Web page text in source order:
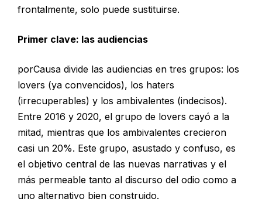
frontalmente, solo puede sustituirse.
Primer clave: las audiencias
porCausa divide las audiencias en tres grupos: los
lovers (ya convencidos), los haters
(irrecuperables) y los ambivalentes (indecisos).
Entre 2016 y 2020, el grupo de lovers cayó a la
mitad, mientras que los ambivalentes crecieron
casi un 20%. Este grupo, asustado y confuso, es
el objetivo central de las nuevas narrativas y el
más permeable tanto al discurso del odio como a
uno alternativo bien construido.